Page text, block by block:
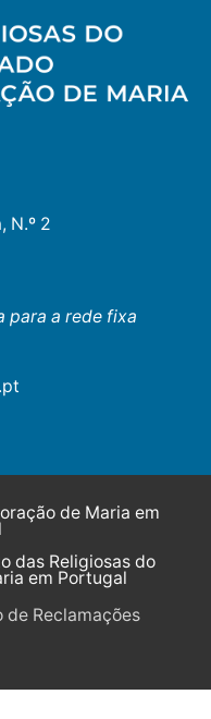
N.º 2
para a rede fixa
de Maria em
das Religiosas do
em Portugal
de Reclamações